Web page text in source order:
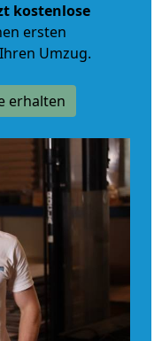
kostenlose
ersten
Umzug.
erhalten